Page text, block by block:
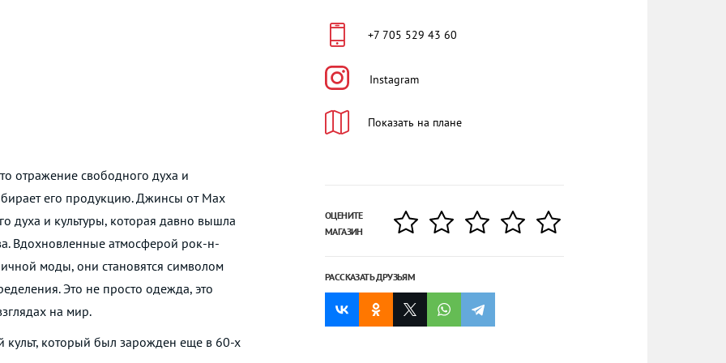
+7 705 529 43 60
Instagram
Показать на плане
ОЦЕНИТЕ
МАГАЗИН
РАССКАЗАТЬ ДРУЗЬЯМ
отражение свободного духа и
его продукцию. Джинсы от Max
духа и культуры, которая давно вышла
Вдохновленные атмосферой рок-н-
моды, они становятся символом
Это не просто одежда, это
на мир.
который был зарожден еще в 60-х